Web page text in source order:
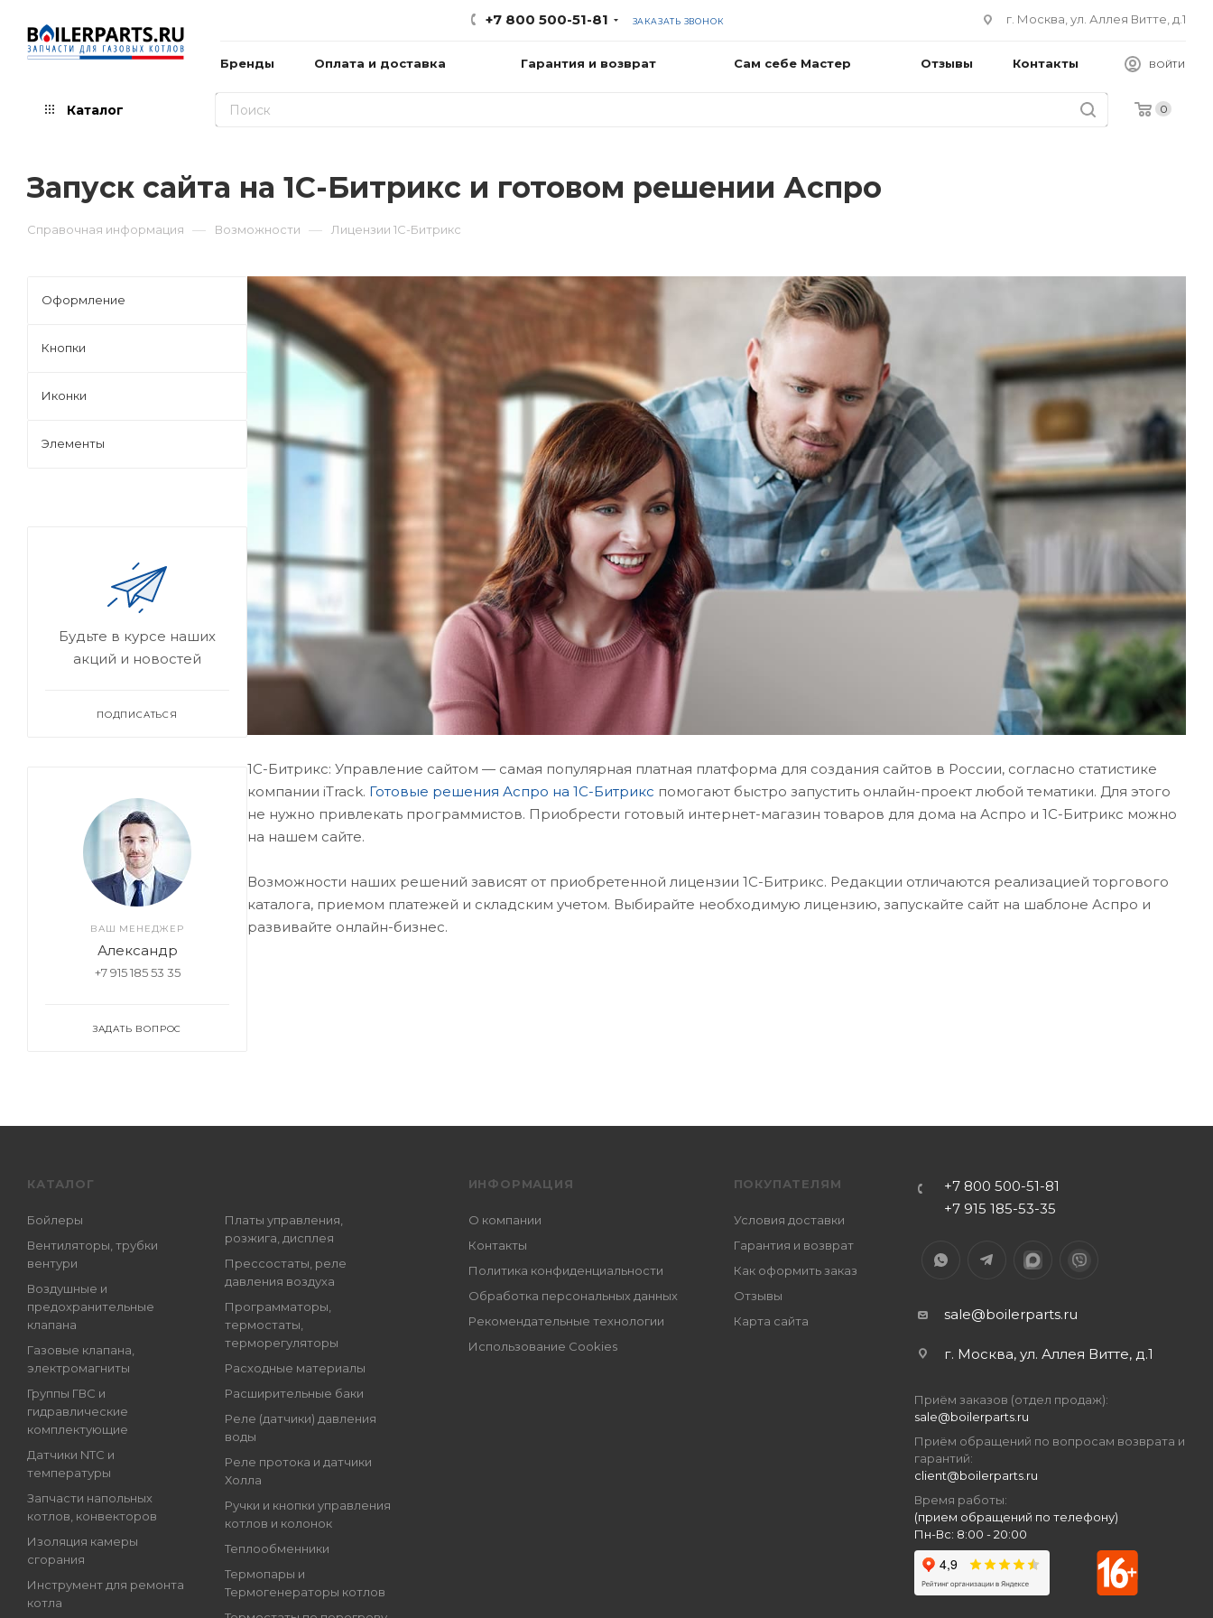
+7 800 500-51-81 ЗАКАЗАТЬ ЗВОНОК г. Москва, ул. Аллея Витте, д.1
Бренды Оплата и доставка Гарантия и возврат Сам себе Мастер Отзывы Контакты ВОЙТИ
Каталог 0
Запуск сайта на 1С-Битрикс и готовом решении Аспро
Справочная информация — Возможности — Лицензии 1С-Битрикс
1C-Битрикс: Управление сайтом — самая популярная платная платформа для создания сайтов в России, согласно статистике
компании iTrack. Готовые решения Аспро на 1С-Битрикс помогают быстро запустить онлайн-проект любой тематики. Для этого
не нужно привлекать программистов. Приобрести готовый интернет-магазин товаров для дома на Аспро и 1С-Битрикс можно
на нашем сайте.
Возможности наших решений зависят от приобретенной лицензии 1С-Битрикс. Редакции отличаются реализацией торгового
каталога, приемом платежей и складским учетом. Выбирайте необходимую лицензию, запускайте сайт на шаблоне Аспро и
развивайте онлайн-бизнес.
Оформление
Кнопки
Иконки
Элементы
Будьте в курсе наших
акций и новостей
ПОДПИСАТЬСЯ
ВАШ МЕНЕДЖЕР
Александр
+7 915 185 53 35
ЗАДАТЬ ВОПРОС
КАТАЛОГ
Бойлеры
Вентиляторы, трубки
вентури
Воздушные и
предохранительные
клапана
Газовые клапана,
электромагниты
Группы ГВС и
гидравлические
комплектующие
Датчики NTC и
температуры
Запчасти напольных
котлов, конвекторов
Изоляция камеры
сгорания
Инструмент для ремонта
котла
Платы управления,
розжига, дисплея
Прессостаты, реле
давления воздуха
Программаторы,
термостаты,
терморегуляторы
Расходные материалы
Расширительные баки
Реле (датчики) давления
воды
Реле протока и датчики
Холла
Ручки и кнопки управления
котлов и колонок
Теплообменники
Термопары и
Термогенераторы котлов
ИНФОРМАЦИЯ
О компании
Контакты
Политика конфиденциальности
Обработка персональных данных
Рекомендательные технологии
Использование Cookies
ПОКУПАТЕЛЯМ
Условия доставки
Гарантия и возврат
Как оформить заказ
Отзывы
Карта сайта
+7 800 500-51-81
+7 915 185-53-35
sale@boilerparts.ru
г. Москва, ул. Аллея Витте, д.1
Приём заказов (отдел продаж):
sale@boilerparts.ru
Приём обращений по вопросам возврата и
гарантий:
client@boilerparts.ru
Время работы:
(прием обращений по телефону)
Пн-Вс: 8:00 - 20:00